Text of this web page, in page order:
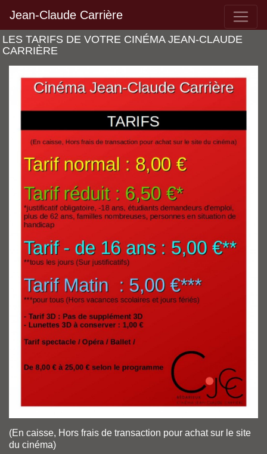
Jean-Claude Carrière
LES TARIFS DE VOTRE CINÉMA JEAN-CLAUDE
CARRIÈRE
(En caisse, Hors frais de transaction pour achat sur le site
du cinéma)